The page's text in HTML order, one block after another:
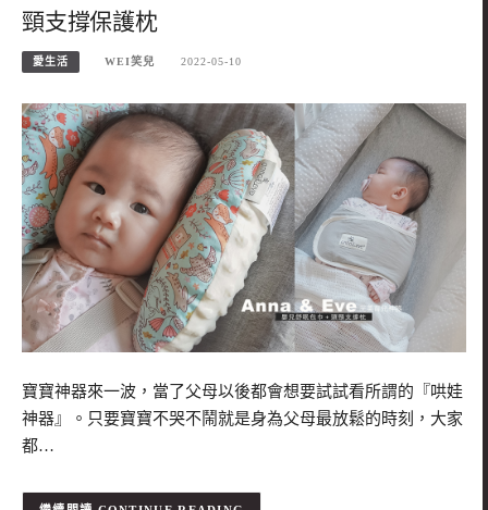
頸支撐保護枕
愛生活 WEI笑兒 2022-05-10
寶寶神器來一波，當了父母以後都會想要試試看所謂的『哄娃
神器』。只要寶寶不哭不鬧就是身為父母最放鬆的時刻，大家
都…